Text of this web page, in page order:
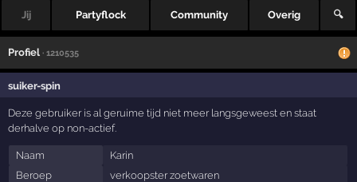
Jij Partyflock Community Overig 🔍
Profiel · 1210535
suiker-spin
Deze gebruiker is al geruime tijd niet meer langsgeweest en staat
derhalve op non-actief.
Naam
Karin
Beroep
verkoopster zoetwaren